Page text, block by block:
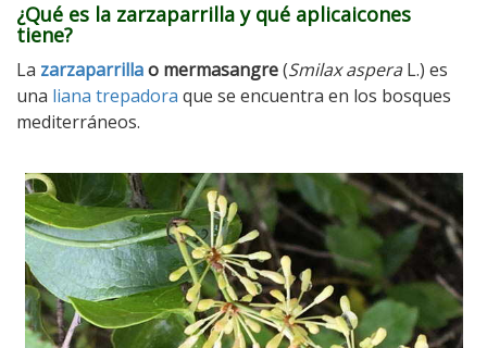
¿Qué es la zarzaparrilla y qué aplicaicones
tiene?
La zarzaparrillao mermasangre(Smilax asperaL.) es
una liana trepadora que se encuentra en los bosques
mediterráneos.